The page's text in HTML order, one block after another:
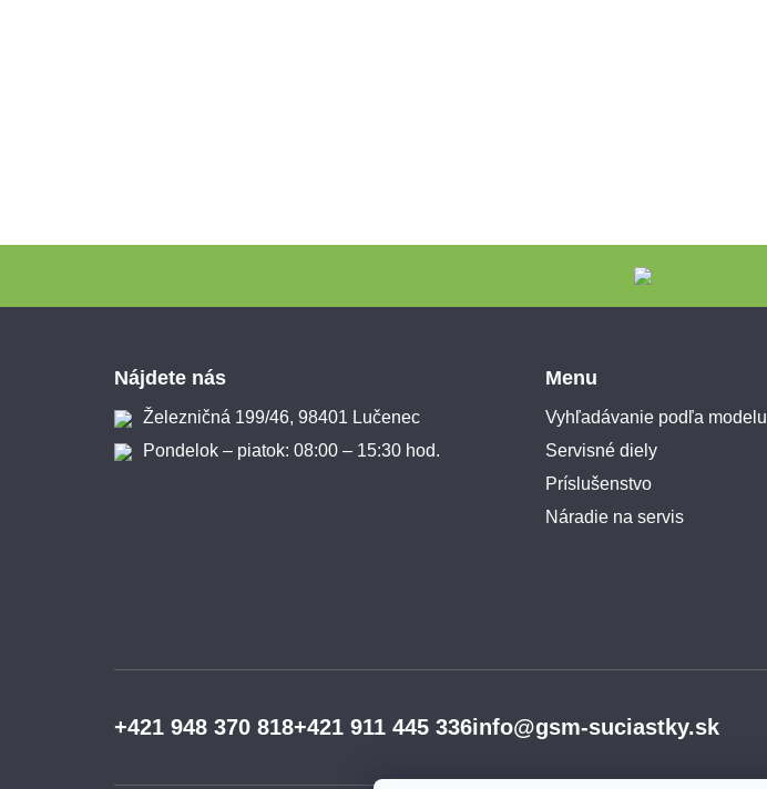
Nájdete nás
Železničná 199/46, 98401 Lučenec
Pondelok – piatok: 08:00 – 15:30 hod.
Menu
Vyhľadávanie podľa modelu
Servisné diely
Príslušenstvo
Náradie na servis
+421 948 370 818+421 911 445 336info@gsm-suciastky.sk